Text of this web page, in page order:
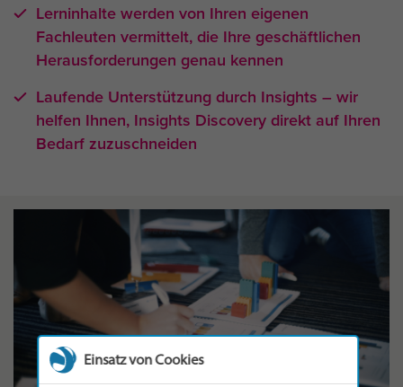
Lerninhalte werden von Ihren eigenen
Fachleuten vermittelt, die Ihre geschäftlichen
Herausforderungen genau kennen
Laufende Unterstützung durch Insights – wir
helfen Ihnen, Insights Discovery direkt auf Ihren
Bedarf zuzuschneiden
Einsatz von Cookies